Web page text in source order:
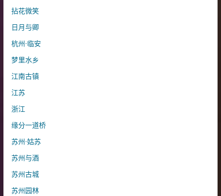
拈花微笑
日月与卿
杭州·临安
梦里水乡
江南古镇
江苏
浙江
缘分一道桥
苏州·姑苏
苏州与酒
苏州古城
苏州园林